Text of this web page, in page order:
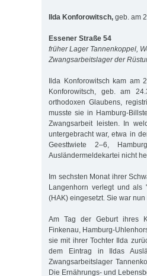
Ilda Konforowitsch, geb. am
Essener Straße 54
früher Lager Tannenkoppel,
Zwangsarbeitslager der
Ilda Konforowitsch kam am
Konforowitsch, geb. am
orthodoxen Glaubens,
musste sie in Hamburg-
Zwangsarbeit leisten. In
untergebracht war, etwa in
Geesttwiete 2–6,
Ausländermeldekartei nicht
Im sechsten Monat ihrer
Langenhorn verlegt und als
(HAK) eingesetzt. Sie war
Am Tag der Geburt ihres
Finkenau, Hamburg-
sie mit ihrer Tochter Ilda
dem Eintrag in Ildas
Zwangsarbeitslager
Die Ernährungs- und